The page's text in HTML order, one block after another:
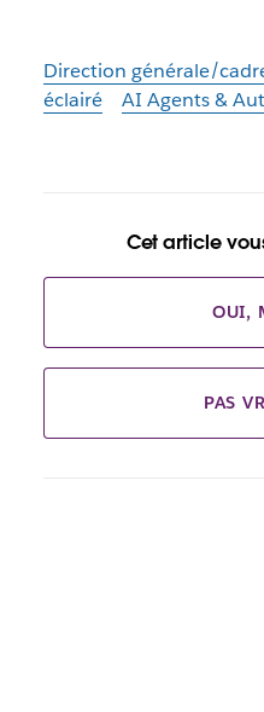
Direction générale/
éclairé
AI Agents &
Cet article
OUI,
PAS